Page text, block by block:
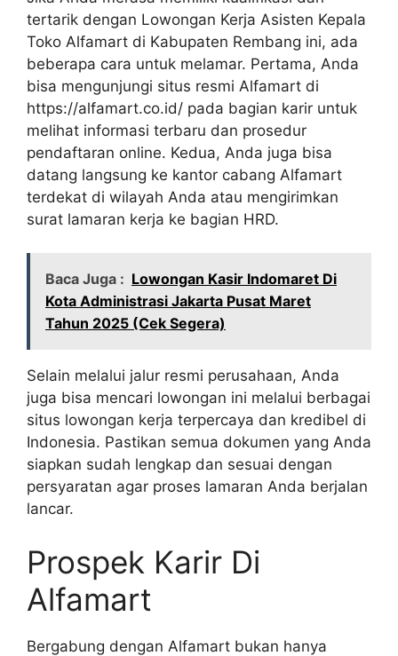
tertarik dengan Lowongan Kerja Asisten Kepala
Toko Alfamart di Kabupaten Rembang ini, ada
beberapa cara untuk melamar. Pertama, Anda
bisa mengunjungi situs resmi Alfamart di
https://alfamart.co.id/ pada bagian karir untuk
melihat informasi terbaru dan prosedur
pendaftaran online. Kedua, Anda juga bisa
datang langsung ke kantor cabang Alfamart
terdekat di wilayah Anda atau mengirimkan
surat lamaran kerja ke bagian HRD.
Baca Juga : Lowongan Kasir Indomaret Di
Kota Administrasi Jakarta Pusat Maret
Tahun 2025 (Cek Segera)
Selain melalui jalur resmi perusahaan, Anda
juga bisa mencari lowongan ini melalui berbagai
situs lowongan kerja terpercaya dan kredibel di
Indonesia. Pastikan semua dokumen yang Anda
siapkan sudah lengkap dan sesuai dengan
persyaratan agar proses lamaran Anda berjalan
lancar.
Prospek Karir Di
Alfamart
Bergabung dengan Alfamart bukan hanya